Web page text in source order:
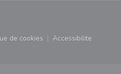
de cookies
((ouvre une nouvelle fenêtre))
Accessibilite
((ouvre une